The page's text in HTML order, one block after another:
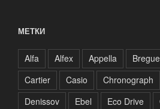
МЕТКИ
Alfa Alfex Appella
Cartier
Casio Chronograph
Denissov
Ebel Eco Drive